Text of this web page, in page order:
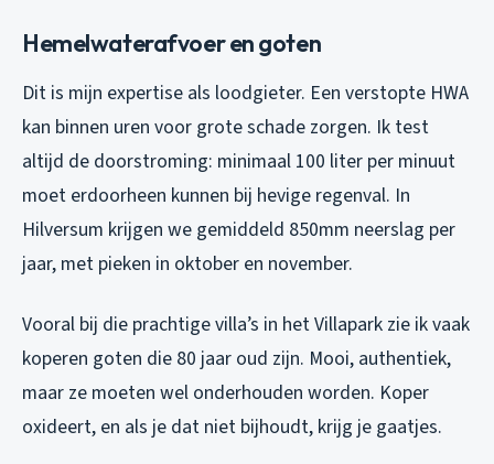
Hemelwaterafvoer en goten
Dit is mijn expertise als loodgieter. Een verstopte HWA
kan binnen uren voor grote schade zorgen. Ik test
altijd de doorstroming: minimaal 100 liter per minuut
moet erdoorheen kunnen bij hevige regenval. In
Hilversum krijgen we gemiddeld 850mm neerslag per
jaar, met pieken in oktober en november.
Vooral bij die prachtige villa’s in het Villapark zie ik vaak
koperen goten die 80 jaar oud zijn. Mooi, authentiek,
maar ze moeten wel onderhouden worden. Koper
oxideert, en als je dat niet bijhoudt, krijg je gaatjes.